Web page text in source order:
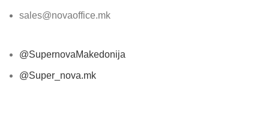
sales@novaoffice.mk
@SupernovaMakedonija
@Super_nova.mk